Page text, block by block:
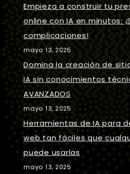
Empieza a construir tu
online con IA en minutos:
complicaciones!
mayo 13, 2025
Domina la creación de
IA sin conocimientos
AVANZADOS
mayo 13, 2025
Herramientas de IA para
web tan fáciles que
puede usarlas
mayo 13, 2025